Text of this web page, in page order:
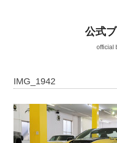
新車
在庫車
会社
スタッ
公式
official
IMG_1942